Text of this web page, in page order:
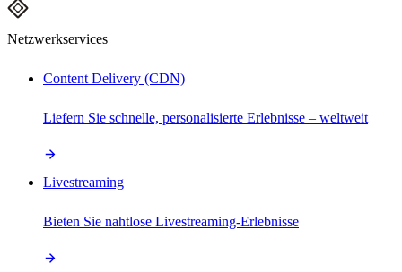
Netzwerkservices
Content Delivery (CDN)
Liefern Sie schnelle, personalisierte Erlebnisse – weltweit
Livestreaming
Bieten Sie nahtlose Livestreaming-Erlebnisse